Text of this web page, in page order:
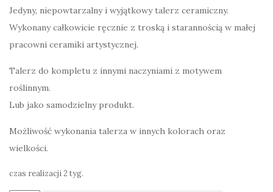
Jedyny, niepowtarzalny i wyjątkowy talerz ceramiczny.
Wykonany całkowicie ręcznie z troską i starannością w małej
pracowni ceramiki artystycznej.
Talerz do kompletu z innymi naczyniami z motywem
roślinnym.
Lub jako samodzielny produkt.
Możliwość wykonania talerza w innych kolorach oraz
wielkości.
czas realizacji 2 tyg.